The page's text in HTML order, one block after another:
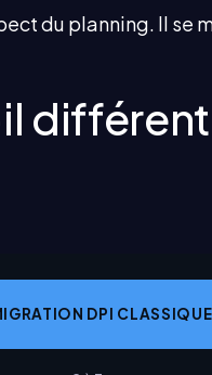
du planning. Il
DPI CLASSIQUE